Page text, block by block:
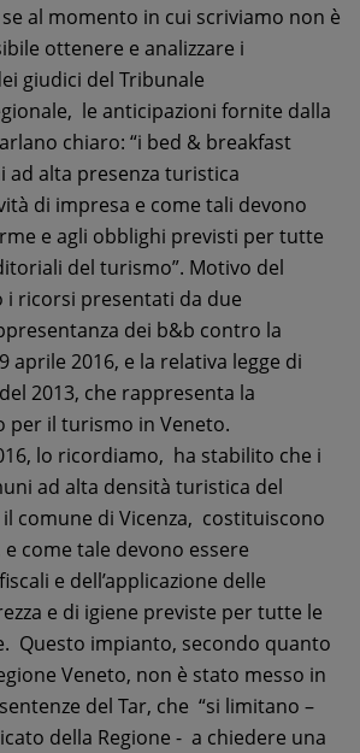
al momento in cui scriviamo non è
ottenere e analizzare i
giudici del Tribunale
le anticipazioni fornite dalla
chiaro: “i bed & breakfast
ad alta presenza turistica
di impresa e come tali devono
e agli obblighi previsti per tutte
del turismo”. Motivo del
i ricorsi presentati da due
dei b&b contro la
aprile 2016, e la relativa legge di
2013, che rappresenta la
per il turismo in Veneto.
lo ricordiamo, ha stabilito che i
ad alta densità turistica del
comune di Vicenza, costituiscono
come tale devono essere
e dell’applicazione delle
e di igiene previste per tutte le
Questo impianto, secondo quanto
Veneto, non è stato messo in
del Tar, che “si limitano –
della Regione - a chiedere una